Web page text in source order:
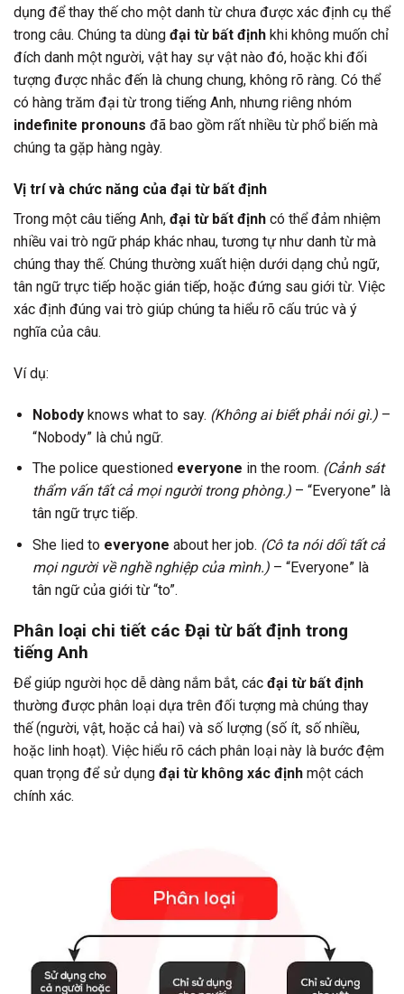
dụng để thay thế cho một danh từ chưa được xác định cụ thể
trong câu. Chúng ta dùng đại từ bất định khi không muốn chỉ
đích danh một người, vật hay sự vật nào đó, hoặc khi đối
tượng được nhắc đến là chung chung, không rõ ràng. Có thể
có hàng trăm đại từ trong tiếng Anh, nhưng riêng nhóm
indefinite pronouns đã bao gồm rất nhiều từ phổ biến mà
chúng ta gặp hàng ngày.
Vị trí và chức năng của đại từ bất định
Trong một câu tiếng Anh, đại từ bất định có thể đảm nhiệm
nhiều vai trò ngữ pháp khác nhau, tương tự như danh từ mà
chúng thay thế. Chúng thường xuất hiện dưới dạng chủ ngữ,
tân ngữ trực tiếp hoặc gián tiếp, hoặc đứng sau giới từ. Việc
xác định đúng vai trò giúp chúng ta hiểu rõ cấu trúc và ý
nghĩa của câu.
Ví dụ:
Nobodyknows what to say. (Không ai biết phải nói gì.)–
“Nobody” là chủ ngữ.
The police questioned everyone in the room. (Cảnh sát
thẩm vấn tất cả mọi người trong phòng.)– “Everyone” là
tân ngữ trực tiếp.
She lied to everyone about her job. (Cô ta nói dối tất cả
mọi người về nghề nghiệp của mình.)– “Everyone” là
tân ngữ của giới từ “to”.
Phân loại chi tiết các Đại từ bất định trong
tiếng Anh
Để giúp người học dễ dàng nắm bắt, các đại từ bất định
thường được phân loại dựa trên đối tượng mà chúng thay
thế (người, vật, hoặc cả hai) và số lượng (số ít, số nhiều,
hoặc linh hoạt). Việc hiểu rõ cách phân loại này là bước đệm
quan trọng để sử dụng đại từ không xác định một cách
chính xác.